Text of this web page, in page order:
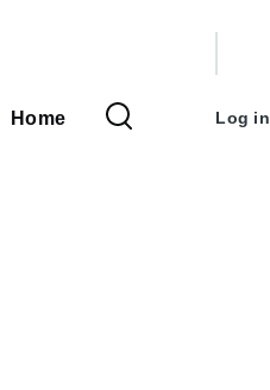
Main
Home
menu
Log in